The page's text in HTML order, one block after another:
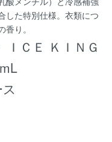
した特別仕様。衣類につ
り。
ＣＥ ＫＩＮＧ